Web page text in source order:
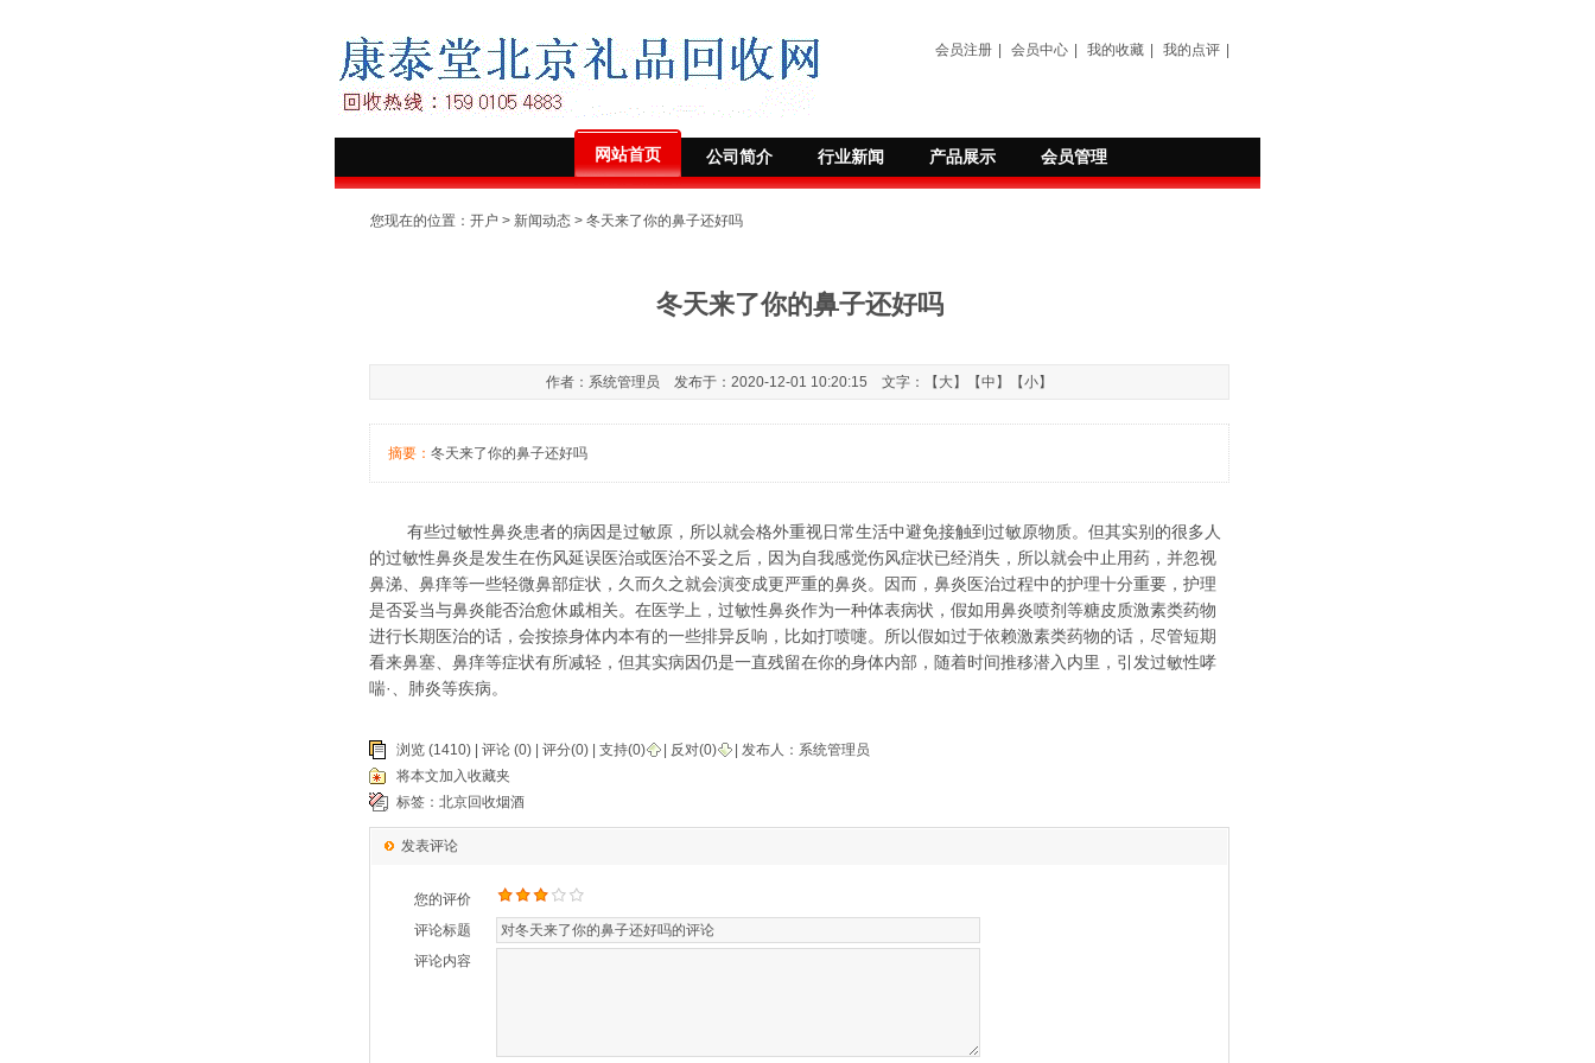
网站首页 公司简介 行业新闻 产品展示 会员管理
会员注册 会员中心 我的收藏 我的点评
冬天来了你的鼻子还好吗
作者：系统管理员 发布于：2020-12-01 10:20:15 文字：【 大】【中 】【小】
摘要： 冬天来了你的鼻子还好吗
有些过敏性鼻炎患者的病因是过敏原，所以就会格外重视日常生活中避免接触到过敏原物质。但其实别的很多人
的过敏性鼻炎是发生在伤风延误医治或医治不妥之后，因为自我感觉伤风症状已经消失，所以就会中止用药，并忽视
鼻涕、鼻痒等一些轻微鼻部症状，久而久之就会演变成更严重的鼻炎。因而，鼻炎医治过程中的护理十分重要，护理
是否妥当与鼻炎能否治愈休戚相关。在医学上，过敏性鼻炎作为一种体表病状，假如用鼻炎喷剂等糖皮质激素类药物
进行长期医治的话，会按捺身体内本有的一些排异反响，比如打喷嚏。所以假如过于依赖激素类药物的话，尽管短期
看来鼻塞、鼻痒等症状有所减轻，但其实病因仍是一直残留在你的身体内部，随着时间推移潜入内里，引发过敏性哮
喘·、肺炎等疾病。
浏览 (1410) | 评论 (0) | 评分(0) | 支持(0) 反对(0) | 发布人： 系统管理员
将本文加入收藏夹
标签： 北京回收烟酒
您现在的位置： 开户 > 新闻动态 > 冬天来了你的鼻子还好吗
发表评论
您的评价
评论标题
评论内容